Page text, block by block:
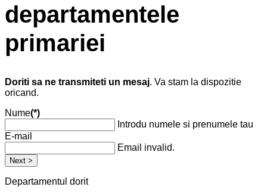
departamentele
primariei
Doriti sa ne transmiteti un mesaj. Va stam la dispozitie
oricand.
Nume(*)
Introdu numele si prenumele tau
E-mail
Email invalid.
Next >
Departamentul dorit